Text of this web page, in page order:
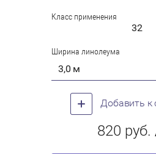
Класс применения
32
Ширина линолеума
3,0 м
Добавить к
820 руб.